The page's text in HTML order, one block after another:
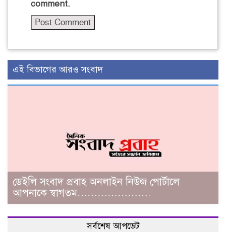
comment.
এই বিভাগের আরও সংবাদ
ডেইলি সংবাদ প্রবাহ অনলাইন নিউজ পোর্টালে
আপনাকে স্বাগতম………………….
সর্বশেষ আপডেট